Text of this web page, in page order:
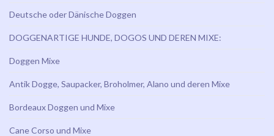
Deutsche oder Dänische Doggen
DOGGENARTIGE HUNDE, DOGOS UND DEREN MIXE:
Doggen Mixe
Antik Dogge, Saupacker, Broholmer, Alano und deren Mixe
Bordeaux Doggen und Mixe
Cane Corso und Mixe